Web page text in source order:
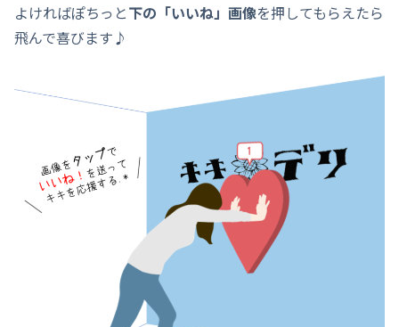
よければぽちっと下の「いいね」画像を押してもらえたら
飛んで喜びます♪